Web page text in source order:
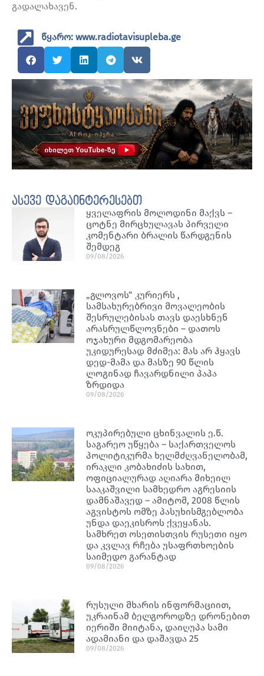
გადალახავენ.
წყარო: www.radiotavisupleba.ge
ასევე დაგაინტერესებთ
ყველაფრის მოლოდინი მაქვს –
ცოტნე მირცხულავას პირველი
კომენტარი ბრალის წარდგენის
შემდეგ
09/08/2026
„გლოვოს“ კურიერს ,
სამსახურებრივი მოვალეობის
შესრულებისას თავს დაესხნენ
არასრულწლოვნები – დათოს
ოჯახური მდგომარეობა
უკიდურესად მძიმეა: მას არ ჰყავს
დედ-მამა და მასზე 90 წლის
ლოგინად ჩავარდნილი პაპა
ზრდიდა
09/08/2026
ოკუპირებული ცხინვალის ე.წ.
საგარეო უწყება – საქართველოს
პოლიტიკურმა ხელმძღვანელობამ,
ირაკლი კობახიძის სახით,
ოფიციალურად აღიარა მიხეილ
სააკაშვილი სამხედრო აგრესიის
დამნაშავედ – ამიტომ, 2008 წლის
აგვისტოს ომზე პასუხისმგებლობა
უნდა დაეკისროს ქვეყანას.
სამხრეთ ოსეთისთვის რუსეთი იყო
და კვლავ რჩება უსაფრთხოების
საიმედო გარანტად
09/08/2026
რუსული მხარის ინფორმაციით,
უკრაინამ ბელგოროდზე დრონებით
იერიში მიიტანა, დაიღუპა სამი
ადამიანი და დაშავდა 25
09/08/2026